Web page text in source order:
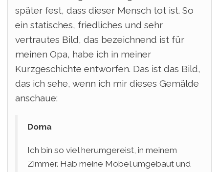
später fest, dass dieser Mensch tot ist. So
ein statisches, friedliches und sehr
vertrautes Bild, das bezeichnend ist für
meinen Opa, habe ich in meiner
Kurzgeschichte entworfen. Das ist das Bild,
das ich sehe, wenn ich mir dieses Gemälde
anschaue:
Doma
Ich bin so viel herumgereist, in meinem
Zimmer. Hab meine Möbel umgebaut und